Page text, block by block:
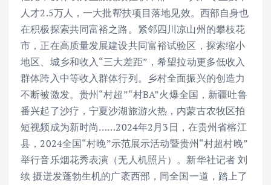
人才2.5万人，一大批帮扶项目落地见效。西部自身也
在积极探索共同富裕之路。紧邻四川凉山州的攀枝花
市，正在高质量发展建设共同富裕试验区，探索缩小
地区、城乡和收入“三大差距”，希望拉动更多低收入
群体跨入中等收入群体行列。乡村全面振兴的创造力
不断被激发。贵州“村超”“村BA”火爆全国，新疆吐鲁
番兴起了沙疗，宁夏沙湖旅游火热，内蒙古农牧区拍
短视频成为新时尚……2024年2月3日，在贵州省榕江
县，2024全国“村晚”示范展示活动暨贵州“村超村晚”
举行音乐烟花秀表演（无人机照片）。新华社记者 刘
续 摄迸发蓬勃生机的广袤西部，同全国一道，踏上了